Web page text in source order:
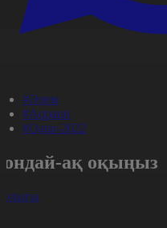
#Әлем
#Aqparat
#Qatar-2022
ақ оқыңыз